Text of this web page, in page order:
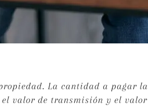
La cantidad a pagar la
valor de transmisión y el valor